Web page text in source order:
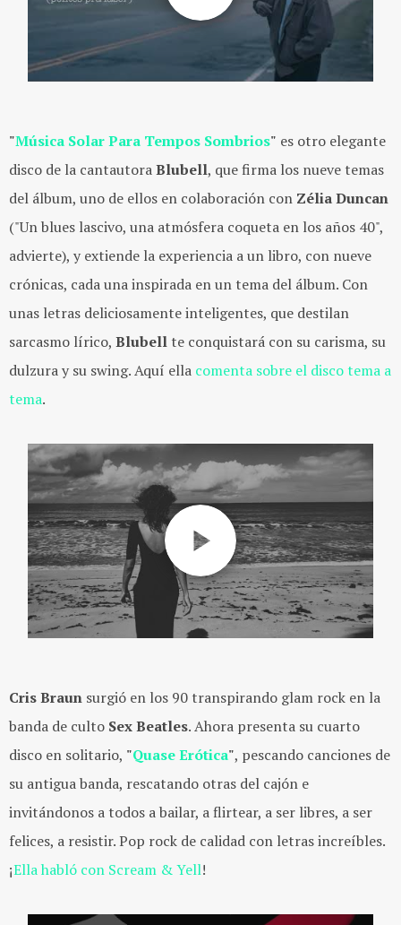
"Música Solar Para Tempos Sombrios" es otro elegante
disco de la cantautoraBlubell, que firma los nueve temas
del álbum, uno de ellos en colaboración con Zélia Duncan
("Un blues lascivo, una atmósfera coqueta en los años 40",
advierte), y extiende la experiencia a un libro, con nueve
crónicas, cada una inspirada en un tema del álbum. Con
unas letras deliciosamente inteligentes, que destilan
sarcasmo lírico, Blubell te conquistará con su carisma, su
dulzura y su swing. Aquí ella comenta sobre el disco tema a
tema.
Cris Braun surgió en los 90 transpirando glam rock en la
banda de culto Sex Beatles. Ahora presenta su cuarto
disco en solitario, "Quase Erótica", pescando canciones de
su antigua banda, rescatando otras del cajón e
invitándonos a todos a bailar, a flirtear, a ser libres, a ser
felices, a resistir. Pop rock de calidad con letras increíbles.
¡Ella habló con Scream & Yell!